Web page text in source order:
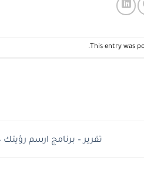
This entry was
.
تقرير – برنامج ارسم رؤيتك 4 للشباب